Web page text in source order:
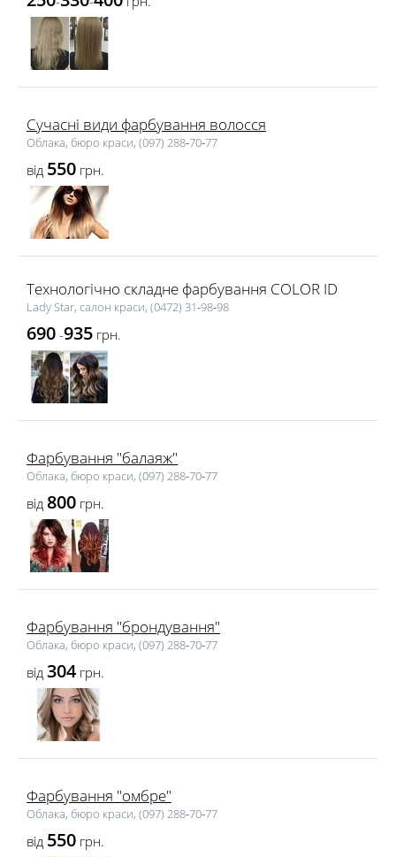
Сучасні види фарбування волосся
Облака, бюро краси, (097) 288‑70‑77
від 550 грн.
Технологічно складне фарбування COLOR ID
Lady Star, салон краси, (0472) 31‑98‑98
690 -935 грн.
Фарбування "балаяж"
Облака, бюро краси, (097) 288‑70‑77
від 800 грн.
Фарбування "брондування"
Облака, бюро краси, (097) 288‑70‑77
від 304 грн.
Фарбування "омбре"
Облака, бюро краси, (097) 288‑70‑77
від 550 грн.